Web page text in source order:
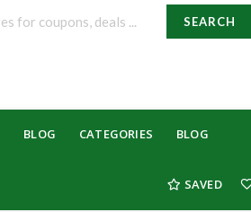
SEARCH
BLOG CATEGORIES BLOG
SAVED